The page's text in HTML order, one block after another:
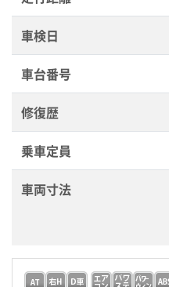
車検日
車台番号
修復歴
乗車定員
車両寸法